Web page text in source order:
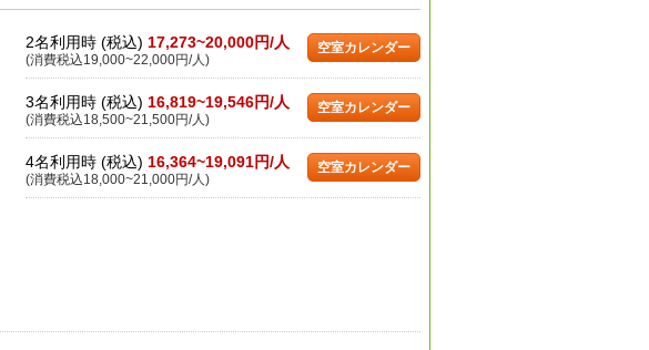
2名利用時 (税込) 17,273~20,000円/人
(消費税込19,000~22,000円/人)
空室カレンダー
3名利用時 (税込) 16,819~19,546円/人
(消費税込18,500~21,500円/人)
空室カレンダー
4名利用時 (税込) 16,364~19,091円/人
(消費税込18,000~21,000円/人)
空室カレンダー